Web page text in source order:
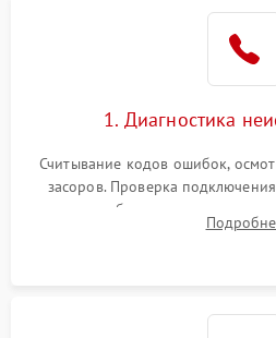
1. Диагностика
Считывание кодов ошибок,
засоров. Проверка
жалоб на отсутствие
разбрызгивателей или